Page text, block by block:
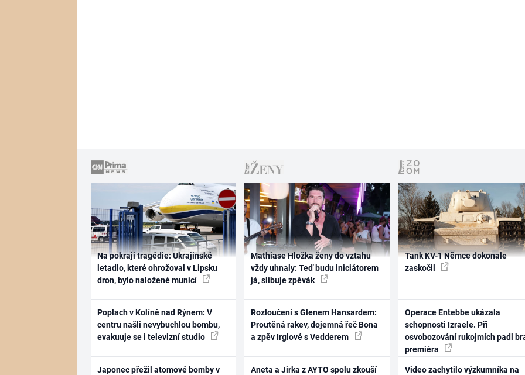
Na pokraji tragédie: Ukrajinské
letadlo, které ohrožoval v Lipsku
dron, bylo naložené municí
Poplach v Kolíně nad Rýnem: V
centru našli nevybuchlou bombu,
evakuuje se i televizní studio
Japonec přežil atomové bomby v
Mathiase Hložka ženy do vztahu
vždy uhnaly: Teď budu iniciátorem
já, slibuje zpěvák
Rozloučení s Glenem Hansardem:
Proutěná rakev, dojemná řeč Bona
a zpěv Irglové s Vedderem
Aneta a Jirka z AYTO spolu zkouší
Tank KV-1 Němce dokonale
zaskočil
Operace Entebbe ukázala
schopnosti Izraele. Při
osvobozování rukojmích padl
premiéra
Video zachytilo výzkumníka na